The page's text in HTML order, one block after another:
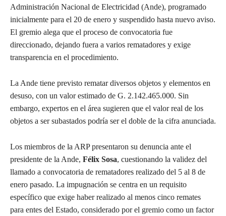
Administración Nacional de Electricidad (Ande), programado
inicialmente para el 20 de enero y suspendido hasta nuevo aviso.
El gremio alega que el proceso de convocatoria fue
direccionado, dejando fuera a varios rematadores y exige
transparencia en el procedimiento.
La Ande tiene previsto rematar diversos objetos y elementos en
desuso, con un valor estimado de G. 2.142.465.000. Sin
embargo, expertos en el área sugieren que el valor real de los
objetos a ser subastados podría ser el doble de la cifra anunciada.
Los miembros de la ARP presentaron su denuncia ante el
presidente de la Ande, Félix Sosa, cuestionando la validez del
llamado a convocatoria de rematadores realizado del 5 al 8 de
enero pasado. La impugnación se centra en un requisito
específico que exige haber realizado al menos cinco remates
para entes del Estado, considerado por el gremio como un factor